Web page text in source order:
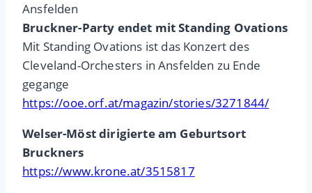
Ansfelden
Bruckner-Party endet mit Standing Ovations
Mit Standing Ovations ist das Konzert des
Cleveland-Orchesters in Ansfelden zu Ende
gegange
https://ooe.orf.at/magazin/stories/3271844/
Welser-Möst dirigierte am Geburtsort
Bruckners
https://www.krone.at/3515817